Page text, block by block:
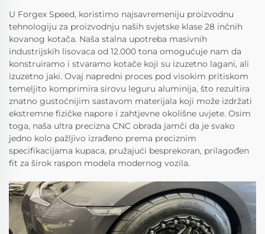
U Forgex Speed, koristimo najsavremeniju proizvodnu
tehnologiju za proizvodnju naših svjetske klase 28 inčnih
kovanog kotača. Naša stalna upotreba masivnih
industrijskih lisovaca od 12.000 tona omogućuje nam da
konstruiramo i stvaramo kotače koji su izuzetno lagani, ali
izuzetno jaki. Ovaj napredni proces pod visokim pritiskom
temeljito komprimira sirovu leguru aluminija, što rezultira
znatno gustoćnijim sastavom materijala koji može izdržati
ekstremne fizičke napore i zahtjevne okolišne uvjete. Osim
toga, naša ultra precizna CNC obrada jamči da je svako
jedno kolo pažljivo izrađeno prema preciznim
specifikacijama kupaca, pružajući besprekoran, prilagođen
fit za širok raspon modela modernog vozila.